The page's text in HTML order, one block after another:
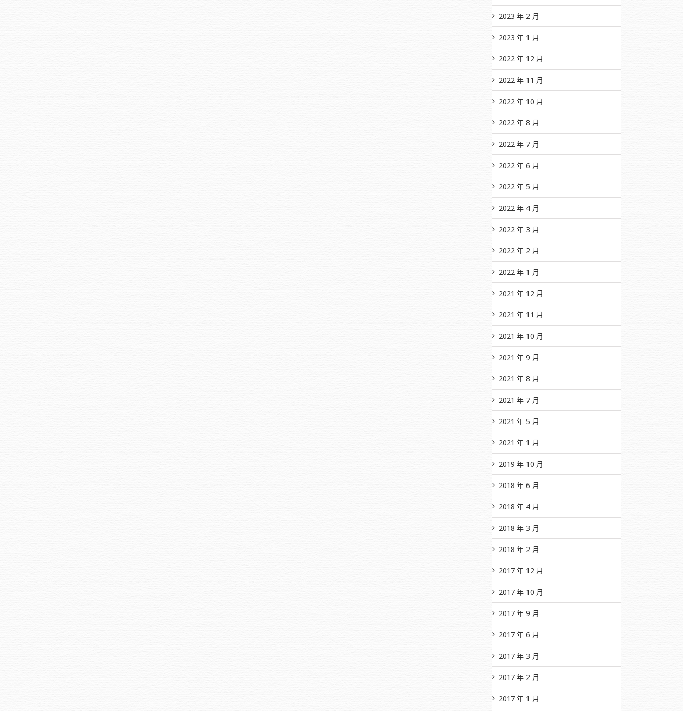
2023 年 2 月
2023 年 1 月
2022 年 12 月
2022 年 11 月
2022 年 10 月
2022 年 8 月
2022 年 7 月
2022 年 6 月
2022 年 5 月
2022 年 4 月
2022 年 3 月
2022 年 2 月
2022 年 1 月
2021 年 12 月
2021 年 11 月
2021 年 10 月
2021 年 9 月
2021 年 8 月
2021 年 7 月
2021 年 5 月
2021 年 1 月
2019 年 10 月
2018 年 6 月
2018 年 4 月
2018 年 3 月
2018 年 2 月
2017 年 12 月
2017 年 10 月
2017 年 9 月
2017 年 6 月
2017 年 3 月
2017 年 2 月
2017 年 1 月